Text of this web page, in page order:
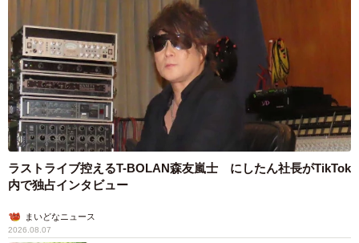
ラストライブ控えるT-BOLAN森友嵐士 にしたん社長がTikTok
内で独占インタビュー
まいどなニュース
2026.08.07